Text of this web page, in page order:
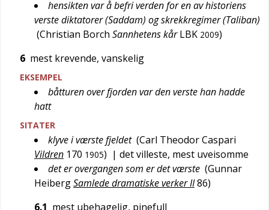
hensikten var å befri verden for en av historiens
verste diktatorer (Saddam) og skrekkregimer (Taliban)
(Christian Borch Sannhetens kår LBK 2009)
6 mest krevende, vanskelig
EKSEMPEL
båtturen over fjorden var den verste han hadde
hatt
SITATER
klyve i værste fjeldet (Carl Theodor Caspari
Vildren 170 1905) | det villeste, mest uveisomme
det er overgangen som er det værste (Gunnar
HeibergSamlede dramatiske verker II86)
6.1 mest ubehagelig, pinefull